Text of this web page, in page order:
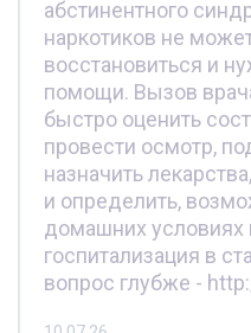
абстинентного
наркотиков не
восстановиться и
помощи. Вызов
быстро оценить
провести осмотр,
назначить
и определить,
домашних условиях
госпитализация в
вопрос глубже -